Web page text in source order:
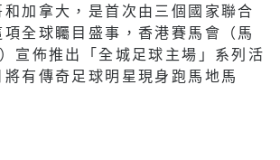
加拿大，是首次由三個國家聯合
全球矚目盛事，香港賽馬會（馬
宣佈推出「全城足球主場」系列活
有傳奇足球明星現身跑馬地馬